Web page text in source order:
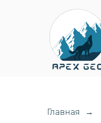
Главная →